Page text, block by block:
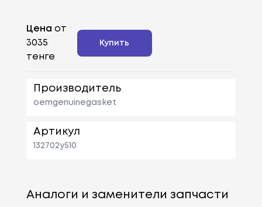
Цена от
3035
тенге
Купить
Производитель
oemgenuinegasket
Артикул
132702y510
Аналоги и заменители запчасти